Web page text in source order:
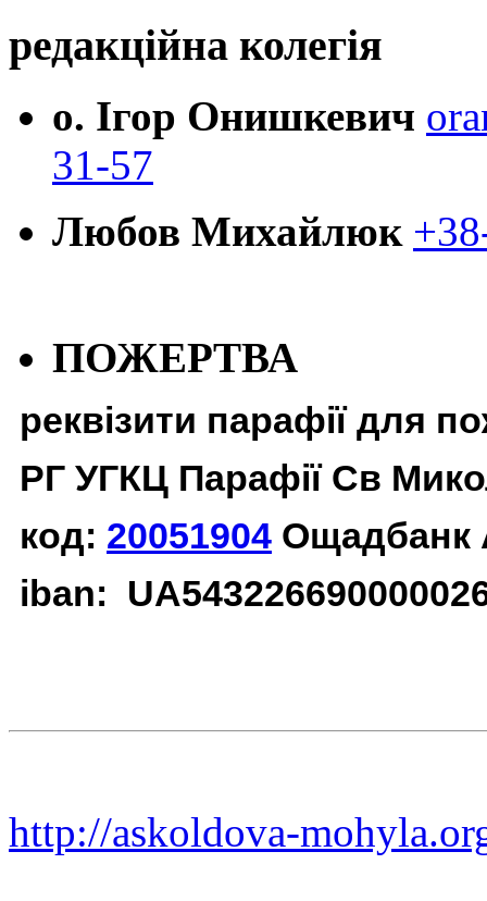
редакційна колегія
о. Ігор Онишкевич
31-57
Любов Михайлюк
ПОЖЕРТВА
реквізити парафії для
РГ УГКЦ Парафії Св
код: 20051904 Ощадбанк
iban:
http://askoldova-